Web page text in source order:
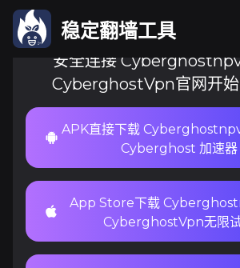
稳定翻墙工具
安全连接
CyberghostVpn官网开始
APK直接下载
Cyberghost 加速器
App Store下载
CyberghostVpn无限